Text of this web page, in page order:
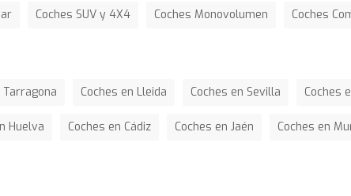
Coches SUV y 4X4 Coches Monovolumen Coches
Tarragona Coches en Lleida Coches en Sevilla Coches
Huelva Coches en Cádiz Coches en Jaén Coches en